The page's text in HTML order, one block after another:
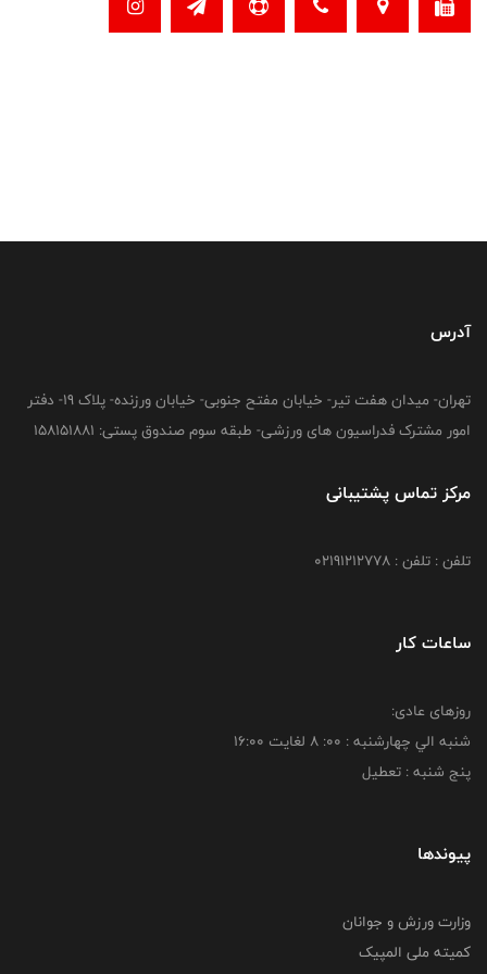
آدرس
تهران- میدان هفت تیر- خیابان مفتح جنوبی- خیابان ورزنده- پلاک 19- دفتر
امور مشترک فدراسیون های ورزشی- طبقه سوم صندوق پستی: 158151881
مرکز تماس پشتیبانی
تلفن : تلفن : 02191212778
ساعات کار
روزهای عادی:
شنبه الي چهارشنبه : 00: 8 لغايت 16:00
پنج شنبه : تعطیل
پیوندها
وزارت ورزش و جوانان
کمیته ملی المپیک